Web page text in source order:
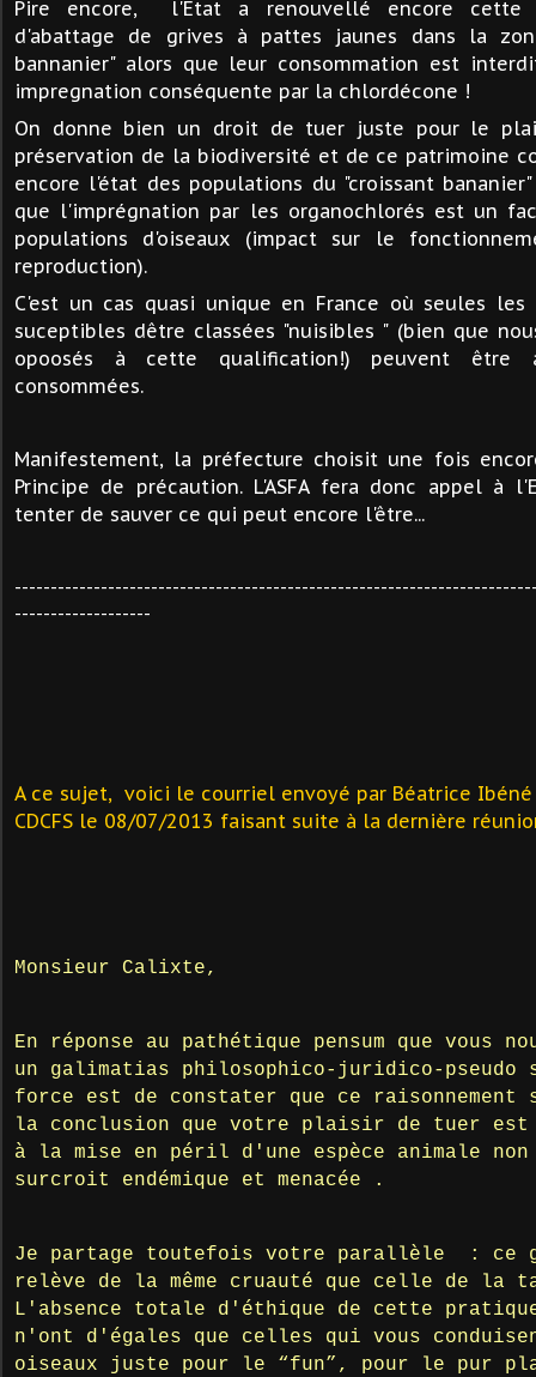
Pire encore, l'Etat a renouvellé encore cette
d'abattage de grives à pattes jaunes dans la
bannanier" alors que leur consommation est
impregnation conséquente par la chlordécone !
On donne bien un droit de tuer juste pour le
préservation de la biodiversité et de ce patrimoine
encore l'état des populations du "croissant
que l'imprégnation par les organochlorés est un
populations d'oiseaux (impact sur le
reproduction).
C'est un cas quasi unique en France où seules les
suceptibles dêtre classées "nuisibles " (bien que
opoosés à cette qualification!) peuvent être
consommées.
Manifestement, la préfecture choisit une fois
Principe de précaution. L'ASFA fera donc appel à
tenter de sauver ce qui peut encore l'être...
-------------------
A ce sujet, voici le courriel envoyé par Béatrice
CDCFS le 08/07/2013 faisant suite à la dernière
Monsieur Calixte,
En réponse au pathétique pensum que vous
un galimatias philosophico-juridico-
force est de constater que ce raisonnement
la conclusion que votre plaisir de tuer
à la mise en péril d'une espèce animale
surcroit endémique et menacée .
Je partage toutefois votre parallèle : ce
relève de la même cruauté que celle de la
L'absence totale d'éthique de cette
n'ont d'égales que celles qui vous
oiseaux juste pour le “fun”, pour le pur